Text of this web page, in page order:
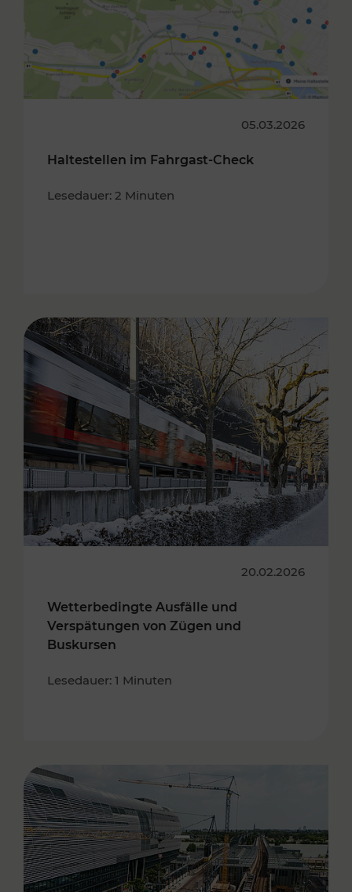
05.03.2026
Haltestellen im Fahrgast-Check
Lesedauer: 2 Minuten
20.02.2026
Wetterbedingte Ausfälle und
Verspätungen von Zügen und
Buskursen
Lesedauer: 1 Minuten